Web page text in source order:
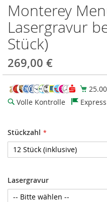
Monterey
Lasergravur
Stück)
269,00 €
Volle Kontrolle
Stückzahl
Lasergravur
Zum
Anfang
der
Bildgalerie
springen